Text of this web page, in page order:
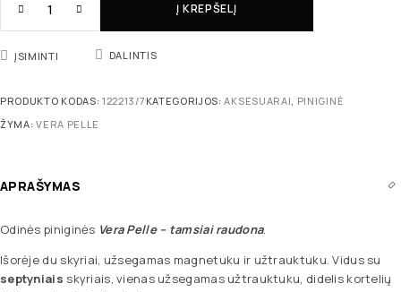
Į KREPŠELĮ
ĮSIMINTI DALINTIS
PRODUKTO KODAS: 122213/7 KATEGORIJOS:AKSESUARAI, PINIGINĖ
ŽYMA:VERA PELLE
APRAŠYMAS
Odinės piniginės Vera Pelle– tamsiai raudona.
Išorėje du skyriai, užsegamas magnetuku ir užtrauktuku. Vidus su
septyniais skyriais, vienas užsegamas užtrauktuku, didelis kortelių